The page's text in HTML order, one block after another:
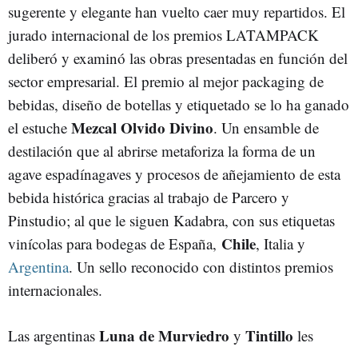
sugerente y elegante han vuelto caer muy repartidos. El
jurado internacional de los premios LATAMPACK
deliberó y examinó las obras presentadas en función del
sector empresarial. El premio al mejor packaging de
bebidas, diseño de botellas y etiquetado se lo ha ganado
el estuche Mezcal Olvido Divino. Un ensamble de
destilación que al abrirse metaforiza la forma de un
agave espadínagaves y procesos de añejamiento de esta
bebida histórica gracias al trabajo de Parcero y
Pinstudio; al que le siguen Kadabra, con sus etiquetas
vinícolas para bodegas de España, Chile, Italia y
Argentina. Un sello reconocido con distintos premios
internacionales.
Las argentinas Luna de Murviedro y Tintillo les